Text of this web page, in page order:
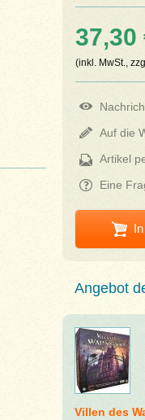
37,30
(inkl. MwSt.,
Auf die
Artikel
Eine
Angebot
Villen des